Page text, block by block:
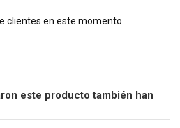
clientes en este momento.
este producto también han